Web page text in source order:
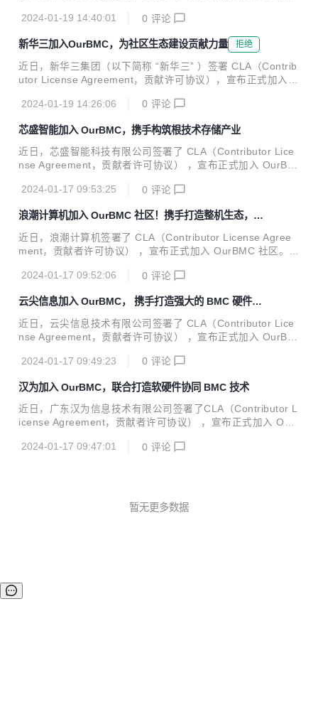
筹建的国内首个 BMC 开源根社区。在多方共同努力下，OurB
开发者提供全面、高效的 BMC 全栈解决方案。 发布内容 Our
BMC 1.0.0 发布内容包含了 bmc-uboot、bmc-linux、bmc-o
penbmc、bmc-web、host-UEFI 以及 host-linux 6 大模块。
bmc-uboot Bmc-uboot v1.0.0基于U-Boot v2019.04开发，
在支持业界主流BMC芯片的基础上，使能飞腾腾珑E2...
2024-01-19 14:40:01 0 评论
新华三加入OurBMC，为社区生态建设贡献力量 拒绝
近日，新华三集团（以下简称 “新华三” ）签署 CLA（Contrib
utor License Agreement，贡献许可协议），宣布正式加入 O
为客户业务创新、数字化转型值得信赖的合作伙伴。作为紫光
全产业链，不断提升数字化和智能化赋能水平。 新华三拥有计
算、存储、网络、5G、安全、终端等全方位的数字化基础设
施整体能力，提供云计算、大数据、人工智能、工业互联网、
信息安全、智能联接、边缘计算等在内的一站式数字化解决方
案，以及端到端的技术服务。新华三深耕行业数十年，始终以
2024-01-19 14:26:06 0 评论
芯盛智能加入 OurBMC，携手构筑根技术存储产业
近日，芯盛智能科技有限公司签署了 CLA（Contributor Lice
nse Agreement，贡献者许可协议） ，宣布正式加入 OurBM
的固态存储控制器芯片及解决方案提供商。公司现有员工 500
南、长沙、常州等地设有分子公司及研发中心。公司自成立以
来，始终坚持自主创新理念，推出多款存储控制器芯片、固态
存储产品及数据安全解决方案，产品覆盖数据中心，边缘计
金融、电力、轨交、网安等领域的建设中。 芯盛智能持续加大
2024-01-17 09:53:25 0 评论
浪潮计算机加入 OurBMC 社区！携手打造整机生态，推
动 BMC 技术加速发展
近日，浪潮计算机签署了 CLA（Contributor License Agree
ment，贡献者许可协议） ，宣布正式加入 OurBMC 社区。
品的研发生产、方案设计及实施服务的科技企业，旗下计算
品阵列丰富、性能优异，已广泛应用于政府、金融、通信、能
源等关键行业，助力用户跨越创新变革深水区，支撑用户更好
地驭势驭数前行。 坚持精研产品、共建生态的发展模式，浪潮
计算机以强大的技术实力和深厚的产业积累为依托，不断主导
创新技术软硬件产品的协同创新，携手生态伙伴攻坚创新技术
2024-01-17 09:52:06 0 评论
云尖信息加入 OurBMC， 携手打造强大的 BMC 硬件生
态
近日，云尖信息技术有限公司签署了 CLA（Contributor Lice
nse Agreement，贡献者许可协议） ，宣布正式加入 OurBM
萧山注册成立，是拥有先进研发和制造能力的数字化产品一站
累，主营业务包括客户化产品定制、研发及技术服务、电子制
造服务等，目前已与信息技术、芯片工程、3D 打印、智慧医
疗、汽车电子、智慧能源等数十个行业领域的近百家知名客户
开展成功合作。 公司创始人朱升宏先生曾供职于华为、新华
三，并担任新华三研发总裁、供应链副总裁等职务，在 I...
2024-01-17 09:49:23 0 评论
汉为加入 OurBMC，联合打造软硬件协同 BMC 技术
近日，广东汉为信息技术有限公司签署了CLA（Contributor L
icense Agreement，贡献者许可协议） ，宣布正式加入 Our
国产化计算机体系根部企业，专业从事国产化计算机产品的研
计、边缘计算机及物联网、AI 及 5G 小站、安全可信计算等。
2024-01-17 09:47:01 0 评论
暂无更多数据